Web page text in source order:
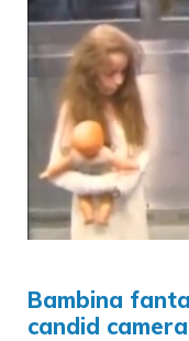
Bambina
candid